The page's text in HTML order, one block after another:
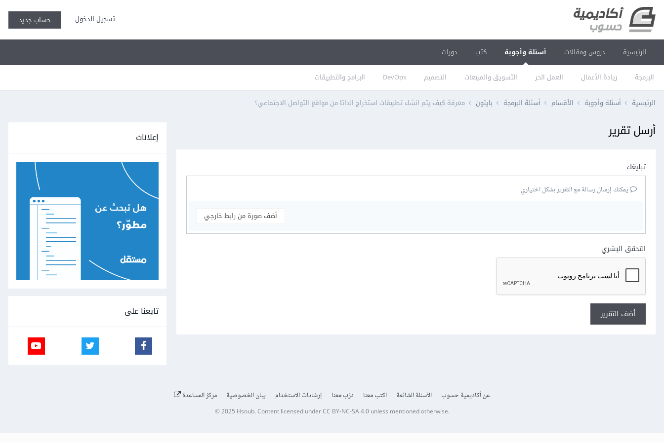
تسجيل الدخول حساب جديد
الرئيسية دروس ومقالات أسئلة وأجوبة
البرمجة ريادة الأعمال العمل الحر التسويق والمبيعات التصميم DevOps البرامج والتطبيقات
كتب دورات
الرئيسية أسئلة وأجوبة الأقسام أسئلة البرمجة بايثون معرفة كيف يتم انشاء تطبيقات استخراج الداتا من مواقع التواصل الاجتماعي؟
أرسل تقرير
تبليغك
يمكنك إرسال رسالة مع التقرير بشكل اختياري
أضف صورة من رابط خارجي
التحقق البشري
أضف التقرير
إعلانات
تابعنا على
عن أكاديمية حسوب الأسئلة الشائعة اكتب معنا درّب معنا إرشادات الاستخدام بيان الخصوصية مركز المساعدة
© 2025 Hsoub.Content licensed underCC BY-NC-SA 4.0unless mentioned otherwise.